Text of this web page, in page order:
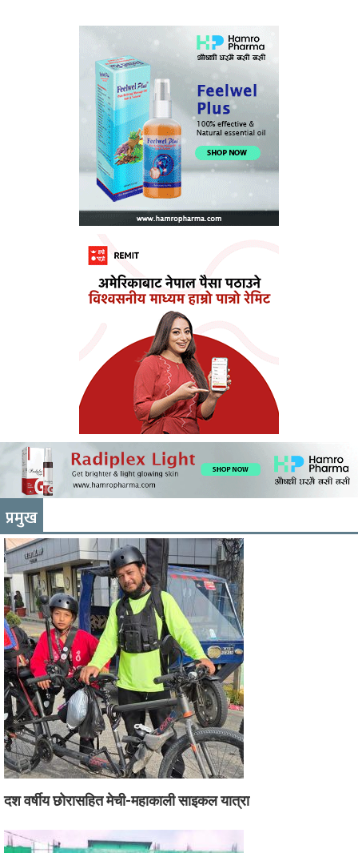
प्रमुख
दश वर्षीय छोरासहित मेची-महाकाली साइकल यात्रा